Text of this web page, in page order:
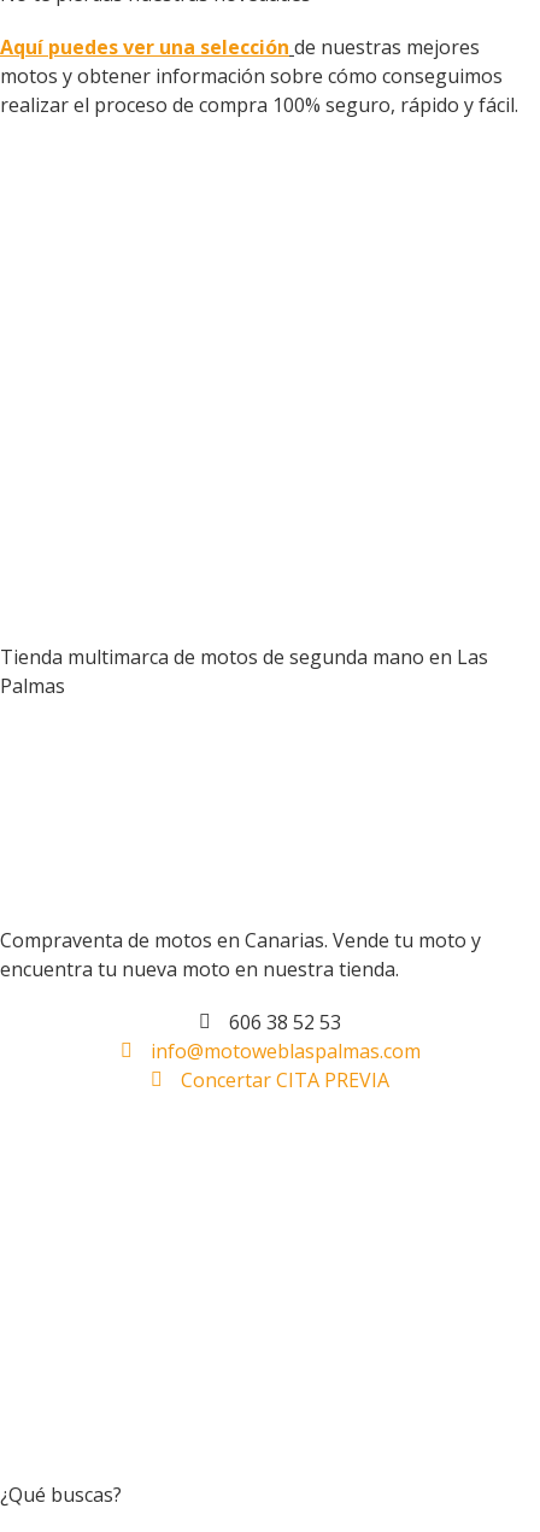
Aquí puedes ver una selección de nuestras mejores
motos y obtener información sobre cómo conseguimos
realizar el proceso de compra 100% seguro, rápido y fácil.
Tienda multimarca de motos de segunda mano en Las
Palmas
Compraventa de motos en Canarias. Vende tu moto y
encuentra tu nueva moto en nuestra tienda.
606 38 52 53
info@motoweblaspalmas.com
Concertar CITA PREVIA
¿Qué buscas?